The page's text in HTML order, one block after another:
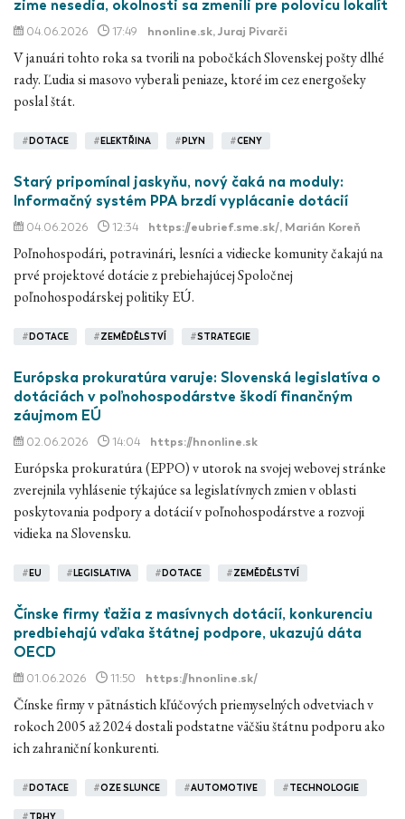
zime nesedia, okolnosti sa zmenili pre polovicu lokalít
04.06.2026 17:49 hnonline.sk, Juraj Pivarči
V januári tohto roka sa tvorili na pobočkách Slovenskej pošty dlhé
rady. Ľudia si masovo vyberali peniaze, ktoré im cez energošeky
poslal štát.
# DOTACE # ELEKTŘINA # PLYN #CENY
Starý pripomínal jaskyňu, nový čaká na moduly:
Informačný systém PPA brzdí vyplácanie dotácií
04.06.2026 12:34 https://eubrief.sme.sk/, Marián Koreň
Poľnohospodári, potravinári, lesníci a vidiecke komunity čakajú na
prvé projektové dotácie z prebiehajúcej Spoločnej
poľnohospodárskej politiky EÚ.
# DOTACE #ZEMĚDĚLSTVÍ #STRATEGIE
Európska prokuratúra varuje: Slovenská legislatíva o
dotáciách v poľnohospodárstve škodí finančným
záujmom EÚ
02.06.2026 14:04 https://hnonline.sk
Európska prokuratúra (EPPO) v utorok na svojej webovej stránke
zverejnila vyhlásenie týkajúce sa legislatívnych zmien v oblasti
poskytovania podpory a dotácií v poľnohospodárstve a rozvoji
vidieka na Slovensku.
# EU # LEGISLATIVA # DOTACE #ZEMĚDĚLSTVÍ
Čínske firmy ťažia z masívnych dotácií, konkurenciu
predbiehajú vďaka štátnej podpore, ukazujú dáta
OECD
01.06.2026 11:50 https://hnonline.sk/
Čínske firmy v pätnástich kľúčových priemyselných odvetviach v
rokoch 2005 až 2024 dostali podstatne väčšiu štátnu podporu ako
ich zahraniční konkurenti.
# DOTACE #OZE SLUNCE #AUTOMOTIVE #TECHNOLOGIE